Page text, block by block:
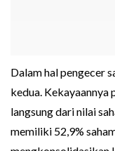
Dalam hal pengecer
kedua. Kekayaannya
langsung dari nilai
memiliki 52,9%